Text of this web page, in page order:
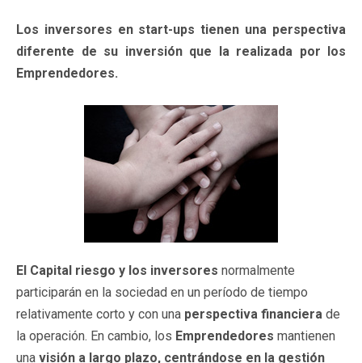
Los inversores en start-ups tienen una perspectiva
diferente de su inversión que la realizada por los
Emprendedores.
El Capital riesgo y los inversores normalmente
participarán en la sociedad en un período de tiempo
relativamente corto y con una perspectiva financiera de
la operación. En cambio, los Emprendedores mantienen
una visión a largo plazo, centrándose en la gestión